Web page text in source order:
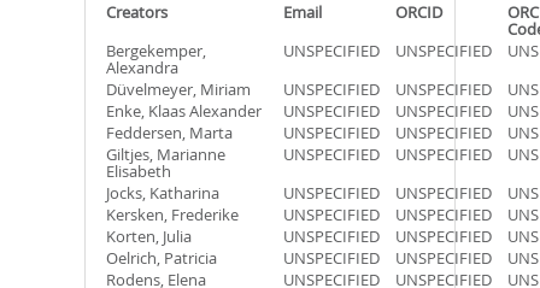
Creators Email ORCID
Bergekemper,
Alexandra
UNSPECIFIED UNSPECIFIED
Düvelmeyer, Miriam
UNSPECIFIED UNSPECIFIED
Enke, Klaas Alexander
UNSPECIFIED UNSPECIFIED
Feddersen, Marta
UNSPECIFIED UNSPECIFIED
Giltjes, Marianne
Elisabeth
UNSPECIFIED UNSPECIFIED
Jocks, Katharina
UNSPECIFIED UNSPECIFIED
Kersken, Frederike
UNSPECIFIED UNSPECIFIED
Korten, Julia
UNSPECIFIED UNSPECIFIED
Oelrich, Patricia
UNSPECIFIED UNSPECIFIED
Rodens, Elena
UNSPECIFIED UNSPECIFIED